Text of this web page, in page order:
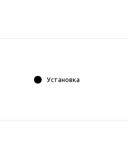
Установка